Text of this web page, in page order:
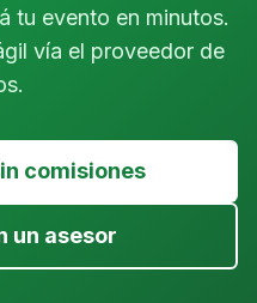
tu evento en minutos.
vía el proveedor de
comisiones
un asesor